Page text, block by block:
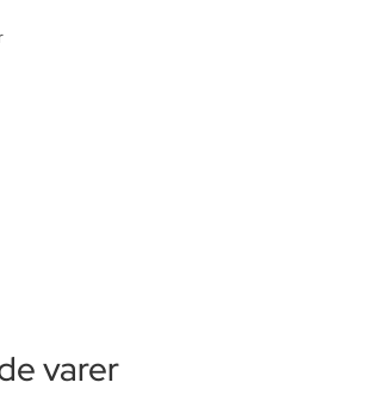
varer